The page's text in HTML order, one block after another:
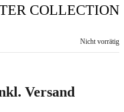
COLLECTION
Nicht vorrätig
Versand